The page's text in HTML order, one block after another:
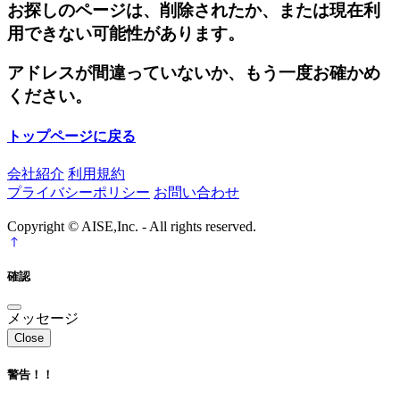
お探しのページは、削除されたか、または現在利
用できない可能性があります。
アドレスが間違っていないか、もう一度お確かめ
ください。
トップページに戻る
会社紹介 利用規約
プライバシーポリシー お問い合わせ
Copyright © AISE,Inc. - All rights reserved.
確認
メッセージ
Close
警告！！